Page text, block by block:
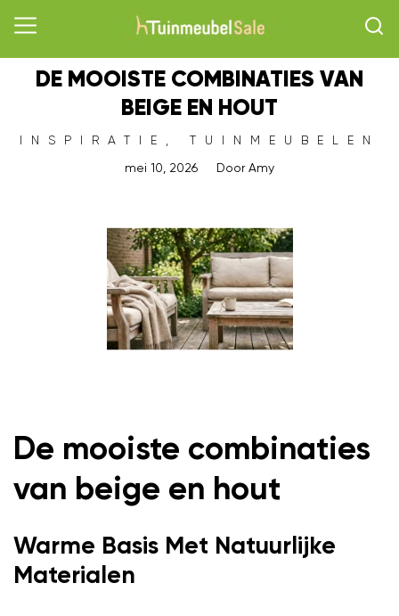
DE MOOISTE COMBINATIES VAN
BEIGE EN HOUT
INSPIRATIE
TUINMEUBELEN
mei 10, 2026
DoorAmy
De mooiste combinaties
van beige en hout
Warme Basis Met Natuurlijke
Materialen